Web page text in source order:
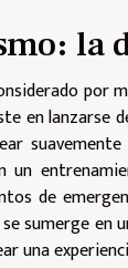
la
por
en lanzarse
un
de
sumerge en
una